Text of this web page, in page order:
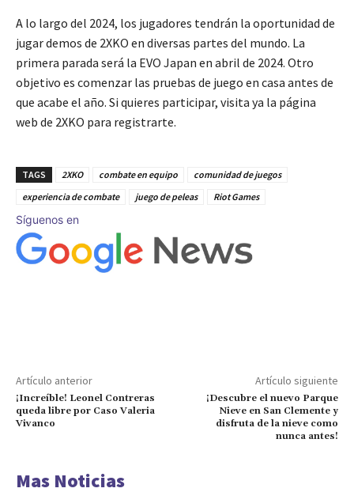
A lo largo del 2024, los jugadores tendrán la oportunidad de
jugar demos de 2XKO en diversas partes del mundo. La
primera parada será la EVO Japan en abril de 2024. Otro
objetivo es comenzar las pruebas de juego en casa antes de
que acabe el año. Si quieres participar, visita ya la página
web de 2XKO para registrarte.
TAGS 2XKO combate en equipo
comunidad de juegos
experiencia de combate
juego de peleas Riot Games
Síguenos en
Artículo anterior
¡Increíble! Leonel Contreras
queda libre por Caso Valeria
Vivanco
Artículo siguiente
¡Descubre el nuevo Parque
Nieve en San Clemente y
disfruta de la nieve como
nunca antes!
Mas Noticias